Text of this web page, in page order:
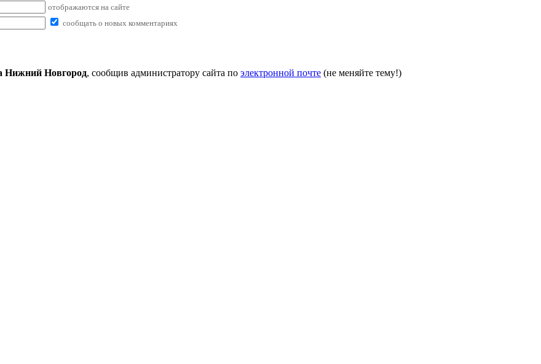
отображаются на сайте
сообщать о новых комментариях
Нижний Новгород, сообщив администратору сайта по электронной почте (не меняйте тему!)